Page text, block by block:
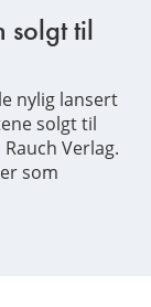
solgt til
nylig lansert
solgt til
Verlag.
som